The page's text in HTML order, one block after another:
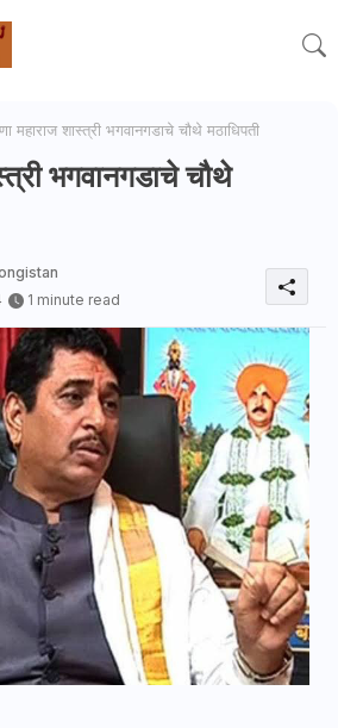
महाराज शास्त्री भगवानगडाचे चौथे मठाधिपती
भगवानगडाचे चौथे
1 minute read